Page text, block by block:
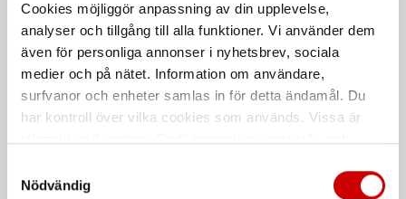
Cookies möjliggör anpassning av din upplevelse,
analyser och tillgång till alla funktioner. Vi använder dem
även för personliga annonser i nyhetsbrev, sociala
medier och på nätet. Information om användare,
surfvanor och enheter samlas in för detta ändamål. Du
har kontroll över vilka cookies som används. Vissa är
länder utanför EU med olika dataskyddsnormer. Genom
Nödvändig
komplett
installation i bil
B834 x H1100 x D382.
Förmonterad och klar för
installation i bil